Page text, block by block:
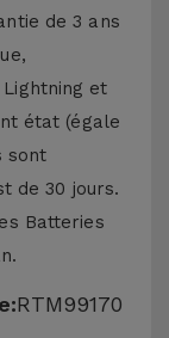
de 3 ans
et
état (égale
sont
de 30 jours.
Batteries
RTM99170